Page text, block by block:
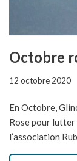
Octobre
12 octobre 2020
En Octobre,
Rose pour lutter
l’association